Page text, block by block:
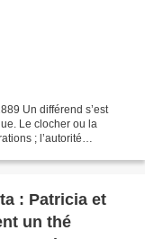
Un différend s’est
Le clocher ou la
; l’autorité
: Patricia et
un thé